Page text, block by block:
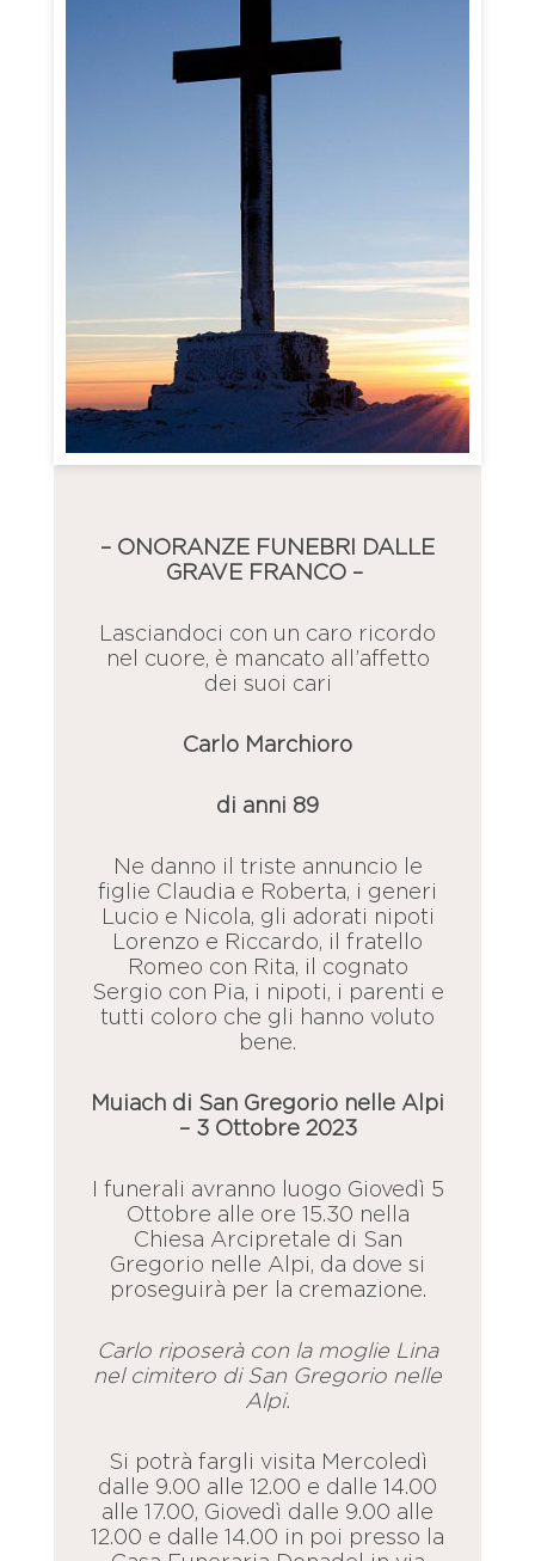
– ONORANZE FUNEBRI DALLE
GRAVE FRANCO –
Lasciandoci con un caro ricordo
nel cuore, è mancato all’affetto
dei suoi cari
Carlo Marchioro
di anni 89
Ne danno il triste annuncio le
figlie Claudia e Roberta, i generi
Lucio e Nicola, gli adorati nipoti
Lorenzo e Riccardo, il fratello
Romeo con Rita, il cognato
Sergio con Pia, i nipoti, i parenti e
tutti coloro che gli hanno voluto
bene.
Muiach di San Gregorio nelle Alpi
– 3 Ottobre 2023
I funerali avranno luogo Giovedì 5
Ottobre alle ore 15.30 nella
Chiesa Arcipretale di San
Gregorio nelle Alpi, da dove si
proseguirà per la cremazione.
Carlo riposerà con la moglie Lina
nel cimitero di San Gregorio nelle
Alpi.
Si potrà fargli visita Mercoledì
dalle 9.00 alle 12.00 e dalle 14.00
alle 17.00, Giovedì dalle 9.00 alle
12.00 e dalle 14.00 in poi presso la